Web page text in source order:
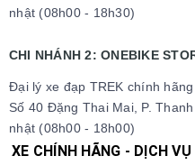
nhật (08h00 - 18h30)
CHI NHÁNH 2: ONEBIKE
Đại lý xe đạp TREK chính
Số 40 Đặng Thai Mai, P.
nhật (08h00 - 18h00)
XE CHÍNH HÃNG - DỊCH